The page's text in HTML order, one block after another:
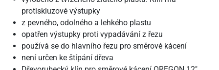
protiskluzové výstupky
z pevného, odolného a lehkého plastu
opatřen výstupky proti vypadávání z řezu
používá se do hlavního řezu pro směrové kácení
není určen ke štípání dřeva